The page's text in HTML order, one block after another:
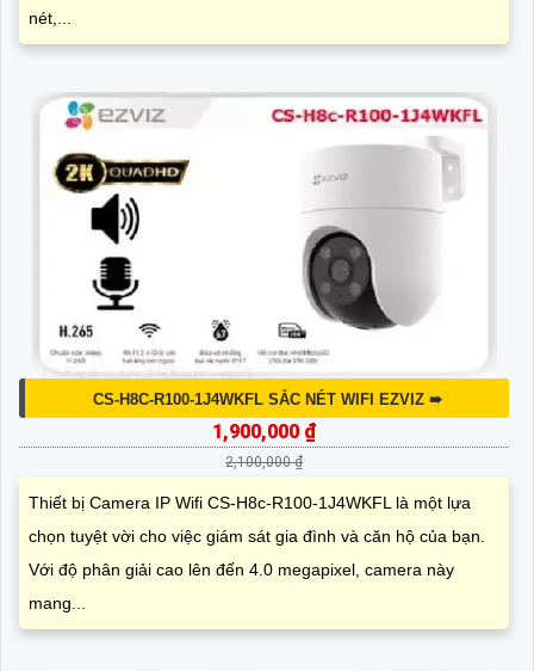
nét,...
CS-H8C-R100-1J4WKFL SẮC NÉT WIFI EZVIZ ➠
1,900,000 ₫
2,100,000 ₫
Thiết bị Camera IP Wifi CS-H8c-R100-1J4WKFL là một lựa
chọn tuyệt vời cho việc giám sát gia đình và căn hộ của bạn.
Với độ phân giải cao lên đến 4.0 megapixel, camera này
mang...